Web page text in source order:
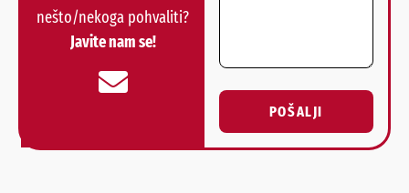
nešto/nekoga pohvaliti?
Javite nam se!
POŠALJI
Alternative: